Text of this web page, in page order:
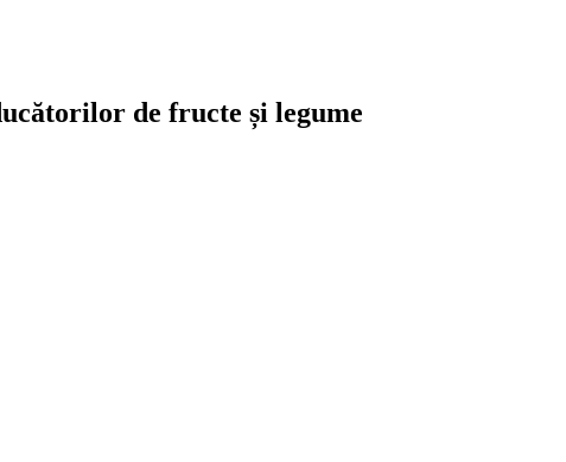
de fructe și legume